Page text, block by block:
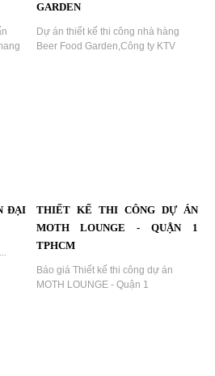
GARDEN
Dự án thiết kế thi công nhà hàng
Beer Food Garden,Công ty KTV
ĐẠI
THIẾT KẾ THI CÔNG DỰ ÁN
MOTH LOUNGE - QUẬN 1
TPHCM
Báo giá Thiết kế thi công dự án
MOTH LOUNGE - Quận 1